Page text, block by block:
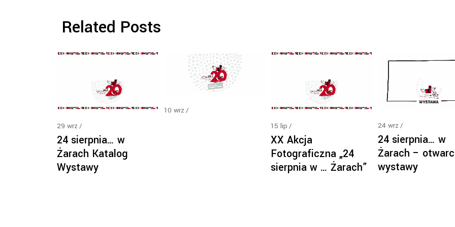
Related Posts
29 wrz
24 sierpnia… w
Żarach Katalog
Wystawy
10 wrz
15 lip
XX Akcja
Fotograficzna „24
sierpnia w … Żarach”
24 wrz
24 sierpnia… w
Żarach –
wystawy